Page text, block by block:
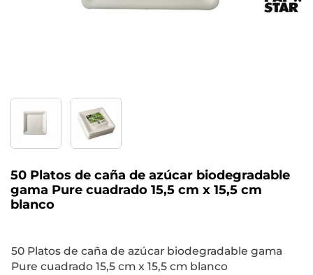
50 Platos de caña de azúcar biodegradable
gama Pure cuadrado 15,5 cm x 15,5 cm
blanco
50 Platos de caña de azúcar biodegradable gama
Pure cuadrado 15,5 cm x 15,5 cm blanco